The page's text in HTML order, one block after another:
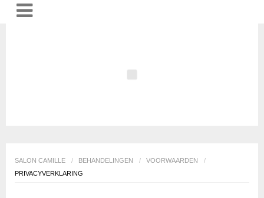
SALON CAMILLE / BEHANDELINGEN / VOORWAARDEN
/
PRIVACYVERKLARING